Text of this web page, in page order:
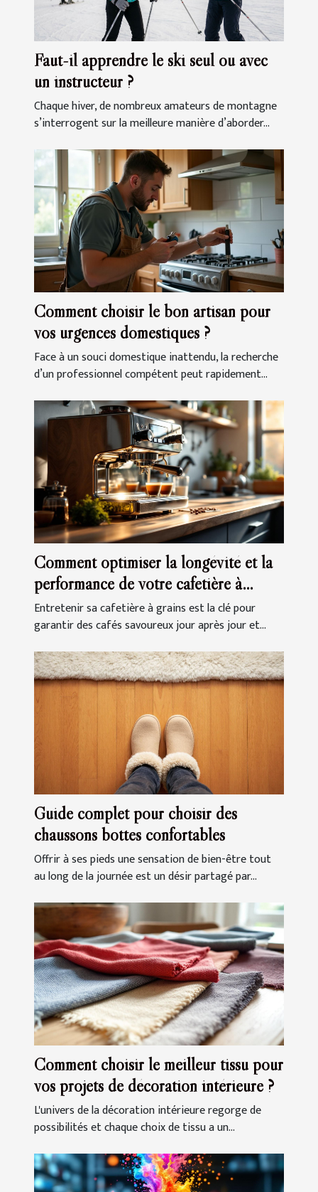
Faut-il apprendre le ski seul ou avec
un instructeur ?
Chaque hiver, de nombreux amateurs de montagne
s’interrogent sur la meilleure manière d’aborder...
Comment choisir le bon artisan pour
vos urgences domestiques ?
Face à un souci domestique inattendu, la recherche
d’un professionnel compétent peut rapidement...
Comment optimiser la longévité et la
performance de votre cafetière à
grains ?
Entretenir sa cafetière à grains est la clé pour
garantir des cafés savoureux jour après jour et...
Guide complet pour choisir des
chaussons bottes confortables
Offrir à ses pieds une sensation de bien-être tout
au long de la journée est un désir partagé par...
Comment choisir le meilleur tissu pour
vos projets de décoration intérieure ?
L'univers de la décoration intérieure regorge de
possibilités et chaque choix de tissu a un...